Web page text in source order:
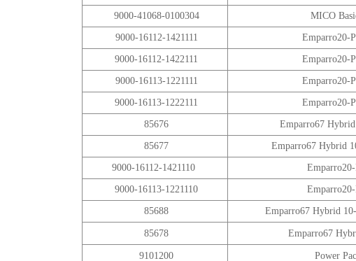
9000-41068-0100304 MICO
9000-16112-1421111 Emparro20-
9000-16112-1422111 Emparro20-
9000-16113-1221111 Emparro20-
9000-16113-1222111 Emparro20-
85676 Emparro67
85677 Emparro67 Hybrid
9000-16112-1421110
9000-16113-1221110
85688 Emparro67 Hybrid
85678 Emparro67
9101200 Power